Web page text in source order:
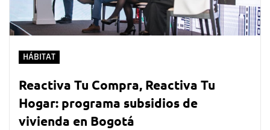
HÁBITAT
Reactiva Tu Compra, Reactiva Tu
Hogar: programa subsidios de
vivienda en Bogotá